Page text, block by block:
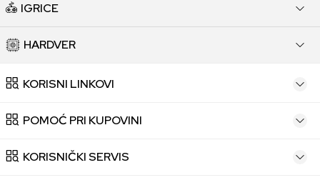
IGRICE
HARDVER
KORISNI LINKOVI
POMOĆ PRI KUPOVINI
KORISNIČKI SERVIS